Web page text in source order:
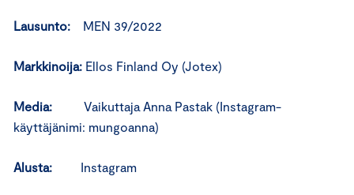
Lausunto: MEN 39/2022
Markkinoija: Ellos Finland Oy (Jotex)
Media: Vaikuttaja Anna Pastak (Instagram-
käyttäjänimi: mungoanna)
Alusta: Instagram